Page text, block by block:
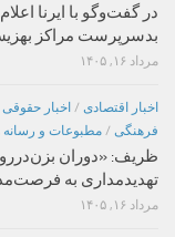
بدسرپرست مراکز
مرداد ۱۶, ۱۴۰۵
اخبار اقتصادی / اخبار حقوقی
فرهنگی / مطبوعات و رسانه
ظریف: «دوران
تهدیدمداری به
مرداد ۱۶, ۱۴۰۵